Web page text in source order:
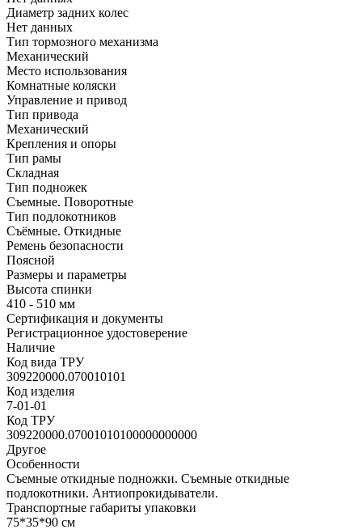
Диаметр задних колес
Нет данных
Тип тормозного механизма
Механический
Место использования
Комнатные коляски
Управление и привод
Тип привода
Механический
Крепления и опоры
Тип рамы
Складная
Тип подножек
Съемные. Поворотные
Тип подлокотников
Съёмные. Откидные
Ремень безопасности
Поясной
Размеры и параметры
Высота спинки
410 - 510 мм
Сертификация и документы
Регистрационное удостоверение
Наличие
Код вида ТРУ
309220000.070010101
Код изделия
7-01-01
Код ТРУ
309220000.07001010100000000000
Другое
Особенности
Съемные откидные подножки. Съемные откидные
подлокотники. Антиопрокидыватели.
Транспортные габариты упаковки
75*35*90 см